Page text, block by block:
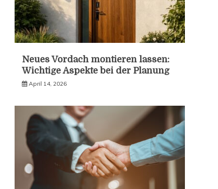
Neues Vordach montieren lassen:
Wichtige Aspekte bei der Planung
April 14, 2026